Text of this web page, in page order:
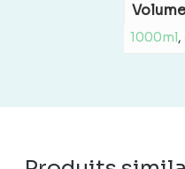
Volume
1000ml,